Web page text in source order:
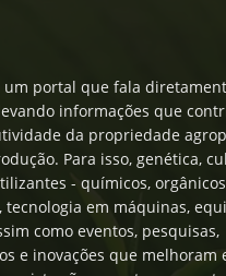
um portal que fala
informações que
da propriedade
Para isso, genética,
- químicos,
em máquinas,
como eventos, pesquisas,
e inovações que melhoram